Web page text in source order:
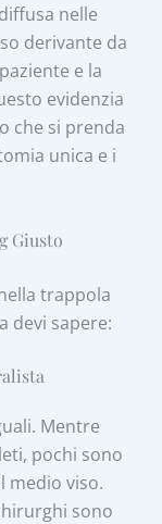
nelle
derivante da
e la
evidenzia
che si prenda
unica e i
Giusto
trappola
devi sapere:
Mentre
pochi sono
medio viso.
sono